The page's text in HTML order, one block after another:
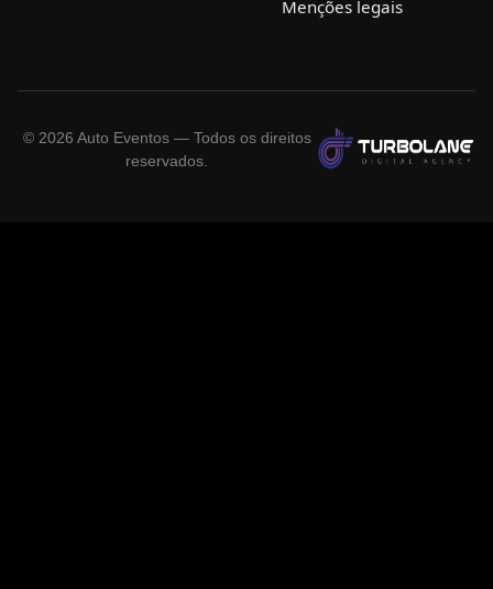
Menções legais
© 2026 Auto Eventos — Todos os direitos
reservados.